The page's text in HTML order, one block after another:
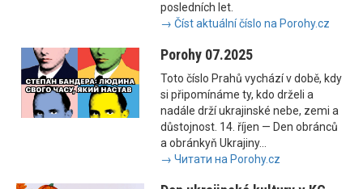
posledních let.
→ Číst aktuální číslo na Porohy.cz
Porohy 07.2025
Toto číslo Prahů vychází v době, kdy
si připomínáme ty, kdo drželi a
nadále drží ukrajinské nebe, zemi a
důstojnost. 14. říjen — Den obránců
a obránkyň Ukrajiny...
→ Читати на Porohy.cz